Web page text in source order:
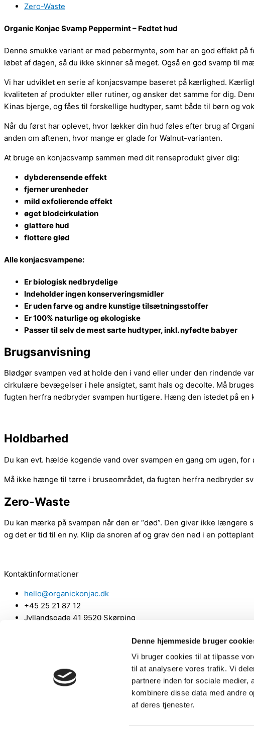
Denne hjemmeside bruger
Vi bruger cookies til at tilpasse
til at analysere vores trafik. Vi
partnere inden for sociale medier,
kombinere disse data med andre
af deres tjenester.
Zero-Waste
Organic Konjac Svamp Peppermint – Fedtet hud
Denne smukke variant er med pebermynte, som har en god effekt
løbet af dagen, så du ikke skinner så meget. Også en god svamp til
Vi har udviklet en serie af konjacsvampe baseret på kærlighed.
kvaliteten af produkter eller rutiner, og ønsker det samme for dig.
Kinas bjerge, og fåes til forskellige hudtyper, samt både til børn og
Når du først har oplevet, hvor lækker din hud føles efter brug af
anden om aftenen, hvor mange er glade for Walnut-varianten.
At bruge en konjacsvamp sammen med dit renseprodukt giver dig:
dybderensende effekt
fjerner urenheder
mild exfolierende effekt
øget blodcirkulation
glattere hud
flottere glød
Alle konjacsvampene:
Er biologisk nedbrydelige
Indeholder ingenkonserveringsmidler
Er uden farve og andre kunstige tilsætningsstoffer
Er 100% naturlige og økologiske
Passer til selv de mest sarte hudtyper, inkl. nyfødte babyer
Brugsanvisning
Blødgør svampen ved at holde den i vand eller under den rindende
cirkulære bevægelser i hele ansigtet, samt hals og decolte. Må
fugten herfra nedbryder svampen hurtigere. Hæng den istedet på en
Holdbarhed
Du kan evt. hælde kogende vand over svampen en gang om ugen,
Må ikke hænge til tørre i bruseområdet, da fugten herfra nedbryder
Zero-Waste
Du kan mærke på svampen når den er “død”. Den giver ikke
og det er tid til en ny. Klip da snoren af og grav den ned i en
Kontaktinformationer
hello@organickonjac.dk
+45 25 21 87 12
Jyllandsgade 41 9520 Skørping
B2B forhandler
Ønsker du at forhandle Organic Konjac, så send os en email, så vi kan